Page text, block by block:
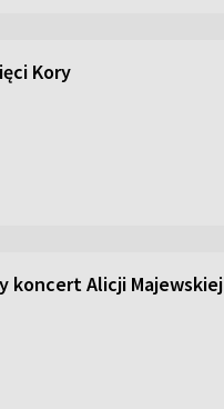
Kory
koncert Alicji Majewskiej